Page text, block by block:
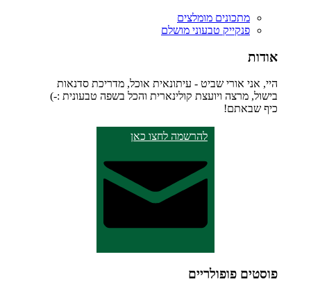
מתכונים מומלצים
פנקייק טבעוני מושלם
אודות
היי, אני אורי שביט - עיתונאית אוכל, מדריכת סדנאות
בישול, מרצה ויועצת קולינארית והכל בשפה טבעונית :-)
כיף שבאתם!
להרשמה לחצו כאן
פוסטים פופולריים